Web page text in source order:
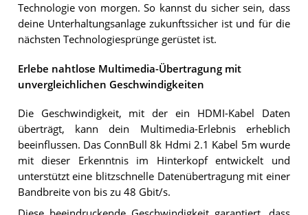
Technologie von morgen. So kannst du sicher sein, dass
deine Unterhaltungsanlage zukunftssicher ist und für die
nächsten Technologiesprünge gerüstet ist.
Erlebe nahtlose Multimedia-Übertragung mit
unvergleichlichen Geschwindigkeiten
Die Geschwindigkeit, mit der ein HDMI-Kabel Daten
überträgt, kann dein Multimedia-Erlebnis erheblich
beeinflussen. Das ConnBull 8k Hdmi 2.1 Kabel 5m wurde
mit dieser Erkenntnis im Hinterkopf entwickelt und
unterstützt eine blitzschnelle Datenübertragung mit einer
Bandbreite von bis zu 48 Gbit/s.